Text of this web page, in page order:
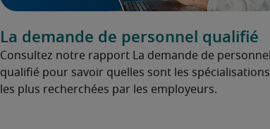
La demande de personnel qualifié
Consultez notre rapport La demande de personnel
qualifié pour savoir quelles sont les spécialisations
les plus recherchées par les employeurs.